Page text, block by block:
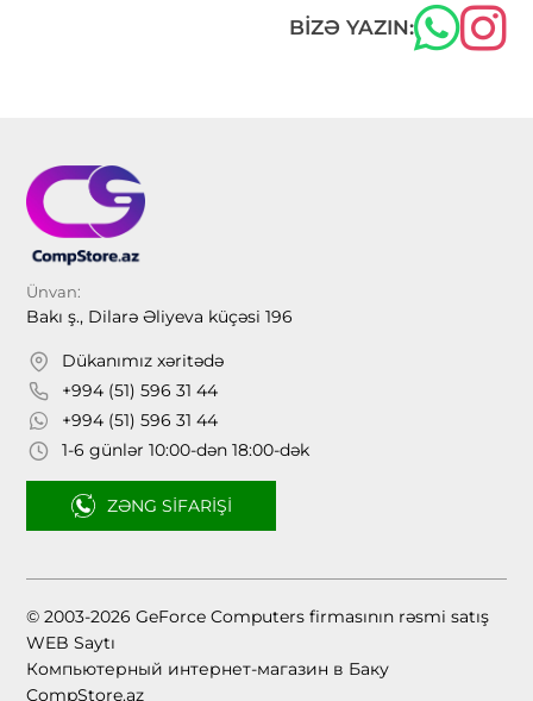
BIZƏ YAZIN:
Ünvan:
Bakı ş., Dilarə Əliyeva küçəsi 196
Dükanımız xəritədə
+994 (51) 596 31 44
+994 (51) 596 31 44
1-6 günlər 10:00-dən 18:00-dək
ZƏNG SIFARIŞI
© 2003-2026 GeForce Computers firmasının rəsmi satış
WEB Saytı
Компьютерный интернет-магазин в Баку
CompStore.az